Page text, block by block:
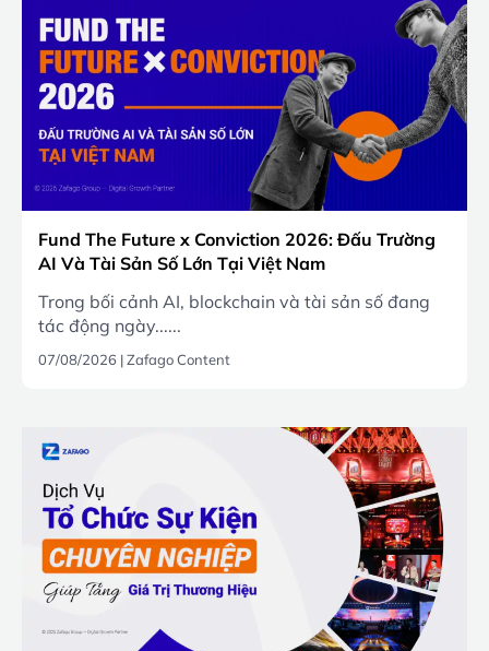
Fund The Future x Conviction 2026: Đấu Trường
AI Và Tài Sản Số Lớn Tại Việt Nam
Trong bối cảnh AI, blockchain và tài sản số đang
tác động ngày......
07/08/2026 |Zafago Content